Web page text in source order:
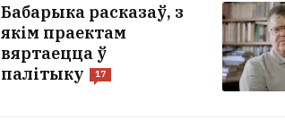
Бабарыка расказаў, з
якім праектам
вяртаецца ў
палітыку
17